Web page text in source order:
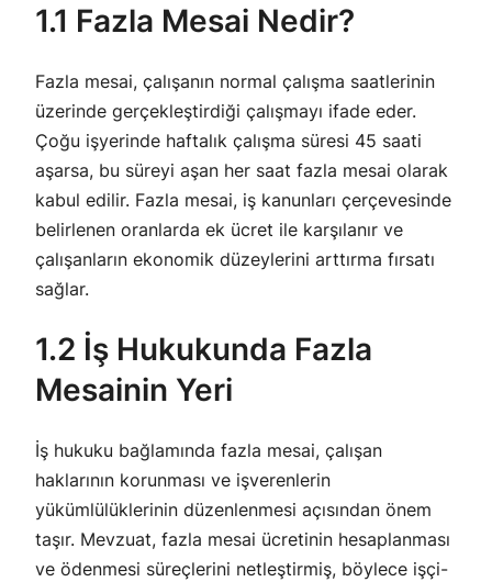
1.1 Fazla Mesai Nedir?
Fazla mesai, çalışanın normal çalışma saatlerinin
üzerinde gerçekleştirdiği çalışmayı ifade eder.
Çoğu işyerinde haftalık çalışma süresi 45 saati
aşarsa, bu süreyi aşan her saat fazla mesai olarak
kabul edilir. Fazla mesai, iş kanunları çerçevesinde
belirlenen oranlarda ek ücret ile karşılanır ve
çalışanların ekonomik düzeylerini arttırma fırsatı
sağlar.
1.2 İş Hukukunda Fazla
Mesainin Yeri
İş hukuku bağlamında fazla mesai, çalışan
haklarının korunması ve işverenlerin
yükümlülüklerinin düzenlenmesi açısından önem
taşır. Mevzuat, fazla mesai ücretinin hesaplanması
ve ödenmesi süreçlerini netleştirmiş, böylece işçi-